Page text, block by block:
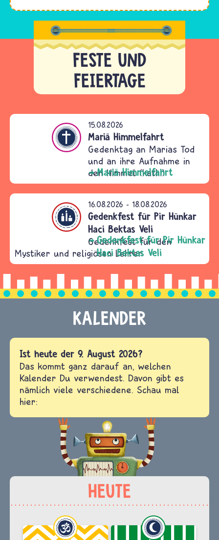
15.08.2026
Mariä Himmelfahrt
Gedenktag an Marias Tod
und an ihre Aufnahme in
den Himmel (kath.)
Mariä Himmelfahrt
16.08.2026 - 18.08.2026
Gedenkfest für Pir Hünkar
Haci Bektas Veli
Gedenkfest für den
Mystiker und religiösen Lehrer
Gedenkfest für Pir Hünkar
Haci Bektas Veli
Ist heute der 9. August 2026?
Das kommt ganz darauf an, welchen
Kalender Du verwendest. Davon gibt es
nämlich viele verschiedene. Schau mal
hier: